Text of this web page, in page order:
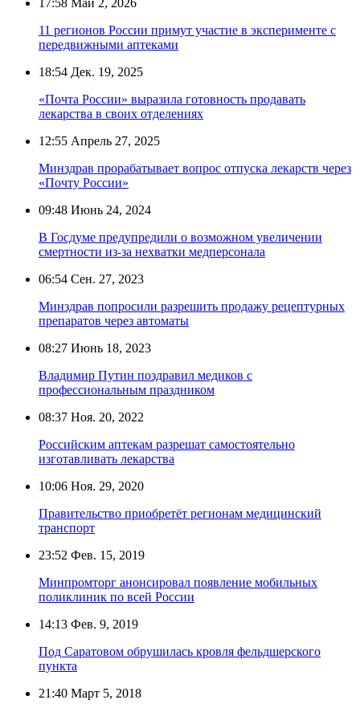
11 регионов России примут участие в эксперименте с
передвижными аптеками
18:54 Дек. 19, 2025
«Почта России» выразила готовность продавать
лекарства в своих отделениях
12:55 Апрель 27, 2025
Минздрав прорабатывает вопрос отпуска лекарств через
«Почту России»
09:48 Июнь 24, 2024
В Госдуме предупредили о возможном увеличении
смертности из-за нехватки медперсонала
06:54 Сен. 27, 2023
Минздрав попросили разрешить продажу рецептурных
препаратов через автоматы
08:27 Июнь 18, 2023
Владимир Путин поздравил медиков с
профессиональным праздником
08:37 Ноя. 20, 2022
Российским аптекам разрешат самостоятельно
изготавливать лекарства
10:06 Ноя. 29, 2020
Правительство приобретёт регионам медицинский
транспорт
23:52 Фев. 15, 2019
Минпромторг анонсировал появление мобильных
поликлиник по всей России
14:13 Фев. 9, 2019
Под Саратовом обрушилась кровля фельдшерского
пункта
21:40 Март 5, 2018